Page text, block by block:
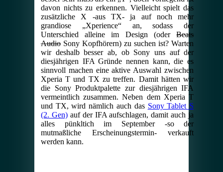
davon nichts zu erkennen. Vielleicht spielt das
zusätzliche X -aus TX- ja auf noch mehr
grandiose „Xperience“ an, sodass der
Unterschied alleine im Design (oderBeats
AudioSony Kopfhörern) zu suchen ist? Warten
wir deshalb besser ab, ob Sony uns auf der
diesjährigen IFA Gründe nennen kann, die es
sinnvoll machen eine aktive Auswahl zwischen
Xperia T und TX zu treffen. Damit hätten wir
die Sony Produktpalette zur diesjährigen IFA
vermeintlich zusammen. Neben dem Xperia T
und TX, wird nämlich auch das Sony Tablet S
(2. Gen)auf der IFA aufschlagen, damit auch ja
alles pünkltich im September -so der
mutmaßliche Erscheinungstermin- verkauft
werden kann.